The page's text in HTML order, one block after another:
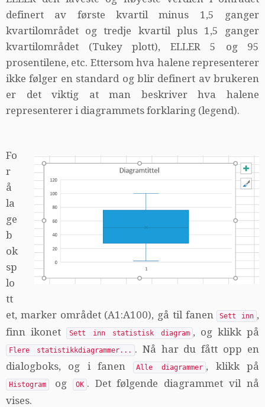
definert av første kvartil minus 1,5 ganger
kvartilområdet og tredje kvartil plus 1,5 ganger
kvartilområdet (Tukey plott), ELLER 5 og 95
prosentilene, etc. Ettersom hva halene representerer
ikke følger en standard og blir definert av brukeren
er det viktig at man beskriver hva halene
representerer i diagrammets forklaring (legend).
Fo
r
å
la
ge
b
ok
sp
lo
tt
et, marker området (A1:A100), gå til fanen Sett inn ,
finn ikonet
Sett inn statistisk diagram , og klikk på
Flere statistikkdiagrammer... . Nå har du fått opp en
dialogboks, og i fanen
Alle diagrammer , klikk på
Histogram og OK . Det følgende diagrammet vil nå
vises.